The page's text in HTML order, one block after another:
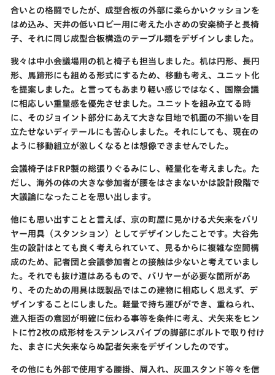
合いとの格闘でしたが、成型合板の外部に柔らかいクッションを
はめ込み、天井の低いロビー用に考えた小さめの安楽椅子と長椅
子、それに同じ成型合板構造のテーブル類をデザインしました。
我々は中小会議場用の机と椅子も担当しました。机は円形、長円
形、馬蹄形にも組める形式にするため、移動も考え、ユニット化
を提案しました。と言ってもあまり軽い感じではなく、国際会議
に相応しい重量感を優先させました。ユニットを組み立てる時
に、そのジョイント部分にあえて大きな目地で机面の不揃いを目
立たせないディテールにも苦心しました。それにしても、現在の
ように移動組立が激しくなるとは想像できませんでした。
会議椅子はFRP製の総張りぐるみにし、軽量化を考えました。た
だし、海外の体の大きな参加者が腰をはさまないかは設計段階で
大議論になったことを思い出します。
他にも思い出すことと言えば、京の町屋に見かける犬矢来をバリ
ヤー用具（スタンション）としてデザインしたことです。大谷先
生の設計はとても良く考えられていて、見るからに複雑な空間構
成のため、記者団と会議参加者との接触は少ないと考えていまし
た。それでも抜け道はあるもので、バリヤーが必要な箇所があ
り、そのための用具は既製品ではこの建物に相応しく思えず、デ
ザインすることにしました。軽量で持ち運びができ、重ねられ、
進入拒否の意図が明確に伝わる事等を条件に考え、犬矢来をヒン
トに竹2枚の成形材をステンレスパイプの脚部にボルトで取り付け
た、まさに犬矢来ならぬ記者矢来をデザインしたのです。
その他にも外部で使用する腰掛、屑入れ、灰皿スタンド等々を信